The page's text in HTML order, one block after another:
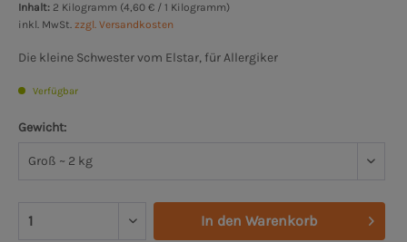
Inhalt: 2 Kilogramm (4,60 € / 1 Kilogramm)
inkl. MwSt. zzgl. Versandkosten
Die kleine Schwester vom Elstar, für Allergiker
Verfügbar
Gewicht:
In den Warenkorb